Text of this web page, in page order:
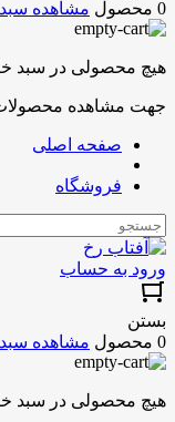
0 محصول
مشاهده
هیچ محصولی در سبد
جهت مشاهده محصولات
صفحه اصلی
فروشگاه
ورود به حساب
بستن
0 محصول
مشاهده
هیچ محصولی در سبد